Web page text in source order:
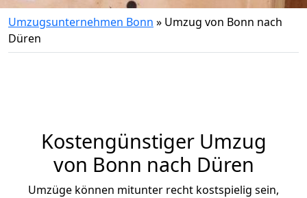
Umzugsunternehmen Bonn » Umzug von Bonn nach
Düren
Kostengünstiger Umzug
von Bonn nach Düren
Umzüge können mitunter recht kostspielig sein,